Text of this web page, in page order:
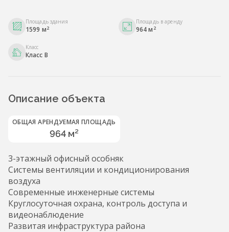
Площадь здания
1599 м2
Площадь в аренду
964 м 2
Класс
Класс B
Описание объекта
ОБЩАЯ АРЕНДУЕМАЯ ПЛОЩАДЬ
964 м²
3-этажный офисный особняк
Системы вентиляции и кондиционирования
воздуха
Современные инженерные системы
Круглосуточная охрана, контроль доступа и
видеонаблюдение
Развитая инфраструктура района